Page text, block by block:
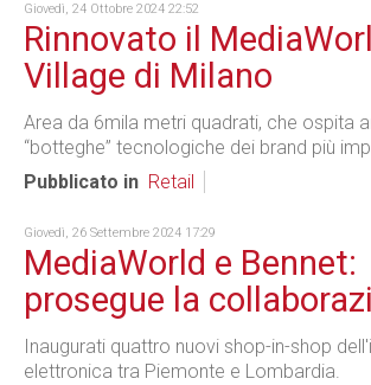
Giovedì, 24 Ottobre 2024 22:52
Rinnovato il
Village di Milano
Area da 6mila metri quadrati, che ospita
“botteghe” tecnologiche dei brand più
Pubblicato in Retail
Giovedì, 26 Settembre 2024 17:29
MediaWorld e Bennet:
prosegue la
Inaugurati quattro nuovi shop-in-shop
elettronica tra Piemonte e Lombardia.